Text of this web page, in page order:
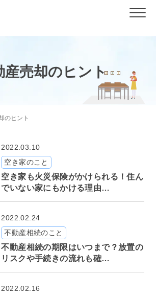
産売却のヒント
のヒント
2022.03.10
空き家のこと
空き家も火災保険がかけられる！住ん
でいない家にもかける理由…
2022.02.24
不動産相続のこと
不動産相続の期限はいつまで？放置の
リスクや手続きの流れも確…
2022.02.16